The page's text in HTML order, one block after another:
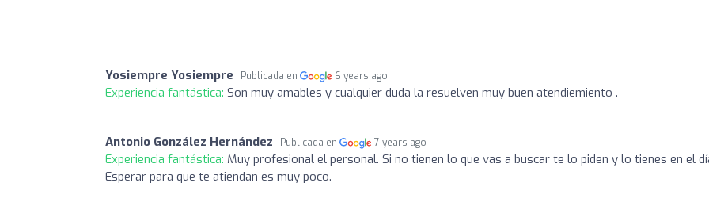
Yosiempre Yosiempre Publicada en 6 years ago
Experiencia fantástica: Son muy amables y cualquier duda la resuelven muy buen atendiemiento .
Antonio González Hernández Publicada en 7 years ago
Experiencia fantástica: Muy profesional el personal. Si no tienen lo que vas a buscar te lo piden y lo tienes en el
Esperar para que te atiendan es muy poco.